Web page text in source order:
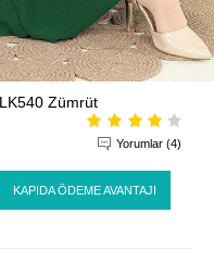
Zümrüt
Yorumlar (4)
KAPIDA ÖDEME AVANTAJI